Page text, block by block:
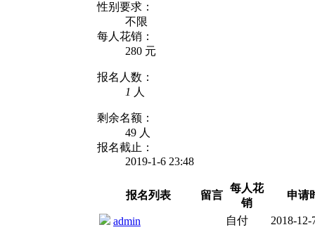
性别要求：
不限
每人花销：
280 元
报名人数：
1 人
剩余名额：
49 人
报名截止：
2019-1-6 23:48
报名列表 留言
每人花
销
申请
admin 自付 2018-12-